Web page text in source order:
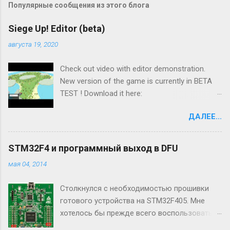
Популярные сообщения из этого блога
Siege Up! Editor (beta)
августа 19, 2020
Check out video with editor demonstration.
New version of the game is currently in BETA
TEST ! Download it here:
INSTRUCTIONS CAREFULLY! If you have any
questions, ask here
https://discord.gg/zhszmspu New features:
Available for PC Updated editor (Put walls,
via Wi-Fi) Transport ships to move your
soldiers across the ocean! New buildings and
units Build across the map, capture new lands
ДАЛЕЕ...
STM32F4 и программный выход в DFU
мая 04, 2014
Столкнулся с необходимостью прошивки
готового устройства на STM32F405. Мне
хотелось бы прежде всего воспользоваться